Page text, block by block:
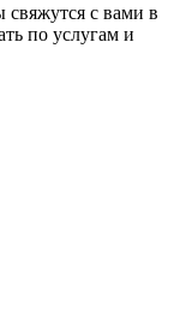
с вами в
по услугам и